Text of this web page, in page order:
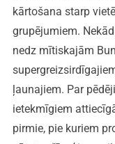
kārtošana starp
grupējumiem.
nedz mītiskajām
ļaunajiem. Par
ietekmīgiem
pirmie, pie kuriem